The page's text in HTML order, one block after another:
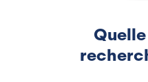
Finland (Finnish)